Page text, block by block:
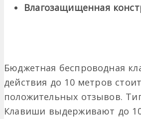
Влагозащищенная
Бюджетная беспроводная
действия до 10 метров
положительных отзывов.
Клавиши выдерживают до